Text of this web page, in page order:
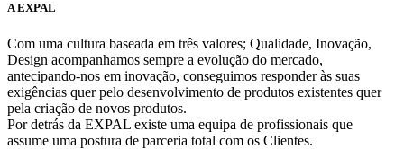
A EXPAL
Com uma cultura baseada em três valores; Qualidade, Inovação,
Design acompanhamos sempre a evolução do mercado,
antecipando-nos em inovação, conseguimos responder às suas
exigências quer pelo desenvolvimento de produtos existentes quer
pela criação de novos produtos.
Por detrás da EXPAL existe uma equipa de profissionais que
assume uma postura de parceria total com os Clientes.